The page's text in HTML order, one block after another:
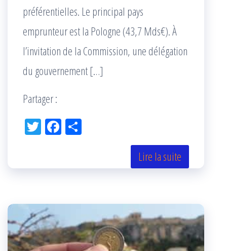
préférentielles. Le principal pays
emprunteur est la Pologne (43,7 Mds€). À
l’invitation de la Commission, une délégation
du gouvernement […]
Partager :
Tw Fac
k r
Lire la suite